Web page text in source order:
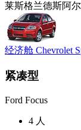
莱斯格兰德斯阿
经济舱 Chevrolet
紧凑型
Ford Focus
4 人